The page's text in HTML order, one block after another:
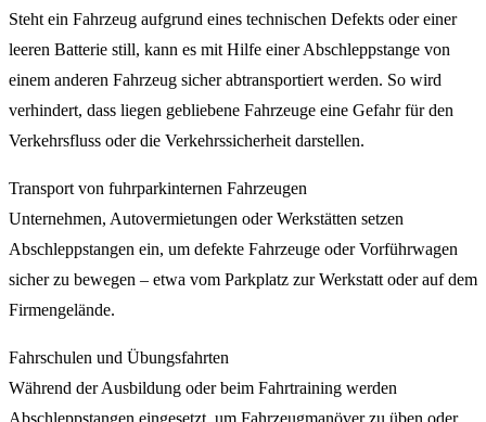
Steht ein Fahrzeug aufgrund eines technischen Defekts oder einer
leeren Batterie still, kann es mit Hilfe einer Abschleppstange von
einem anderen Fahrzeug sicher abtransportiert werden. So wird
verhindert, dass liegen gebliebene Fahrzeuge eine Gefahr für den
Verkehrsfluss oder die Verkehrssicherheit darstellen.
Transport von fuhrparkinternen Fahrzeugen
Unternehmen, Autovermietungen oder Werkstätten setzen
Abschleppstangen ein, um defekte Fahrzeuge oder Vorführwagen
sicher zu bewegen – etwa vom Parkplatz zur Werkstatt oder auf dem
Firmengelände.
Fahrschulen und Übungsfahrten
Während der Ausbildung oder beim Fahrtraining werden